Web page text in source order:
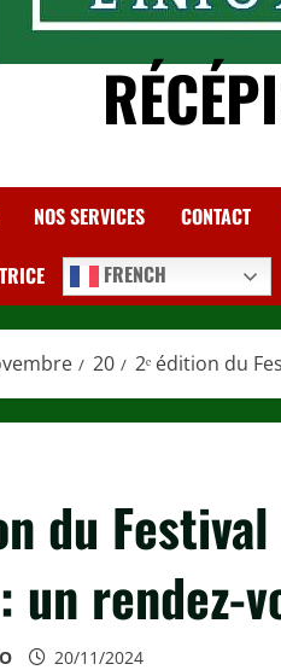
NOS SERVICES CONTACT
FRENCH
20 2ᵉ édition du
du
un rendez-
20/11/2024